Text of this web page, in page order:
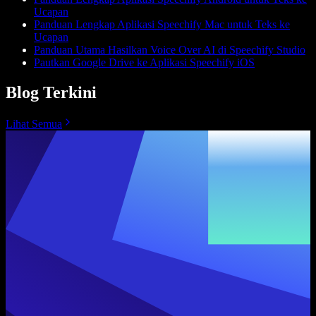
Ucapan
Panduan Lengkap Aplikasi Speechify Mac untuk Teks ke
Ucapan
Panduan Utama Hasilkan Voice Over AI di Speechify Studio
Pautkan Google Drive ke Aplikasi Speechify iOS
Blog Terkini
Lihat Semua